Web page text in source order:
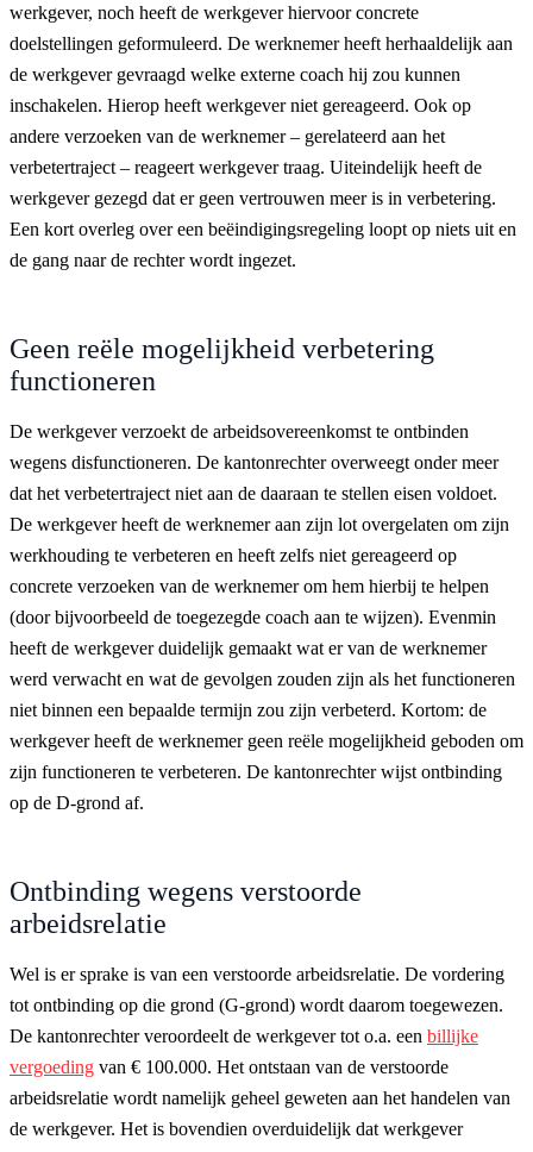
werkgever, noch heeft de werkgever hiervoor concrete
doelstellingen geformuleerd. De werknemer heeft herhaaldelijk aan
de werkgever gevraagd welke externe coach hij zou kunnen
inschakelen. Hierop heeft werkgever niet gereageerd. Ook op
andere verzoeken van de werknemer – gerelateerd aan het
verbetertraject – reageert werkgever traag. Uiteindelijk heeft de
werkgever gezegd dat er geen vertrouwen meer is in verbetering.
Een kort overleg over een beëindigingsregeling loopt op niets uit en
de gang naar de rechter wordt ingezet.
Geen reële mogelijkheid verbetering
functioneren
De werkgever verzoekt de arbeidsovereenkomst te ontbinden
wegens disfunctioneren. De kantonrechter overweegt onder meer
dat het verbetertraject niet aan de daaraan te stellen eisen voldoet.
De werkgever heeft de werknemer aan zijn lot overgelaten om zijn
werkhouding te verbeteren en heeft zelfs niet gereageerd op
concrete verzoeken van de werknemer om hem hierbij te helpen
(door bijvoorbeeld de toegezegde coach aan te wijzen). Evenmin
heeft de werkgever duidelijk gemaakt wat er van de werknemer
werd verwacht en wat de gevolgen zouden zijn als het functioneren
niet binnen een bepaalde termijn zou zijn verbeterd. Kortom: de
werkgever heeft de werknemer geen reële mogelijkheid geboden om
zijn functioneren te verbeteren. De kantonrechter wijst ontbinding
op de D-grond af.
Ontbinding wegens verstoorde
arbeidsrelatie
Wel is er sprake is van een verstoorde arbeidsrelatie. De vordering
tot ontbinding op die grond (G-grond) wordt daarom toegewezen.
De kantonrechter veroordeelt de werkgever tot o.a. een billijke
vergoeding van € 100.000. Het ontstaan van de verstoorde
arbeidsrelatie wordt namelijk geheel geweten aan het handelen van
de werkgever. Het is bovendien overduidelijk dat werkgever